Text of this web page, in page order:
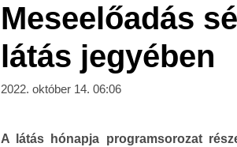
Meseelőadás
látás jegyében
2022. október 14. 06:06
A látás hónapja programsorozat